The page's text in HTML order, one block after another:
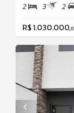
2 3 2
R$ 1.030.000,